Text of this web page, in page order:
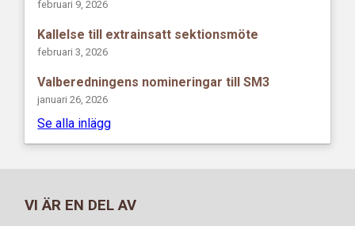
februari 9, 2026
Kallelse till extrainsatt sektionsmöte
februari 3, 2026
Valberedningens nomineringar till SM3
januari 26, 2026
Se alla inlägg
VI ÄR EN DEL AV